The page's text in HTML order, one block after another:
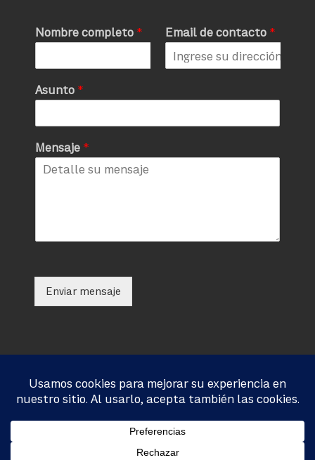
Nombre completo * Email de contacto *
Asunto *
Mensaje *
Enviar mensaje